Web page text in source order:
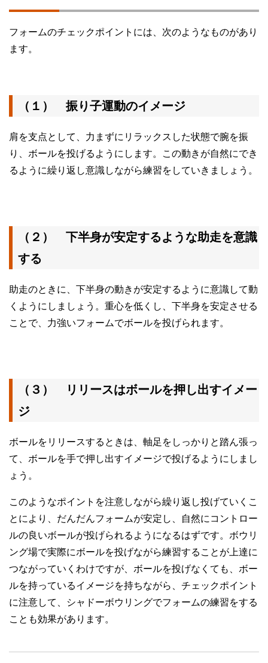
フォームのチェックポイントには、次のようなものがあり
ます。
（１） 振り子運動のイメージ
肩を支点として、力まずにリラックスした状態で腕を振
り、ボールを投げるようにします。この動きが自然にでき
るように繰り返し意識しながら練習をしていきましょう。
（２） 下半身が安定するような助走を意識
する
助走のときに、下半身の動きが安定するように意識して動
くようにしましょう。重心を低くし、下半身を安定させる
ことで、力強いフォームでボールを投げられます。
（３） リリースはボールを押し出すイメー
ジ
ボールをリリースするときは、軸足をしっかりと踏ん張っ
て、ボールを手で押し出すイメージで投げるようにしまし
ょう。
このようなポイントを注意しながら繰り返し投げていくこ
とにより、だんだんフォームが安定し、自然にコントロー
ルの良いボールが投げられるようになるはずです。ボウリ
ング場で実際にボールを投げながら練習することが上達に
つながっていくわけですが、ボールを投げなくても、ボー
ルを持っているイメージを持ちながら、チェックポイント
に注意して、シャドーボウリングでフォームの練習をする
ことも効果があります。